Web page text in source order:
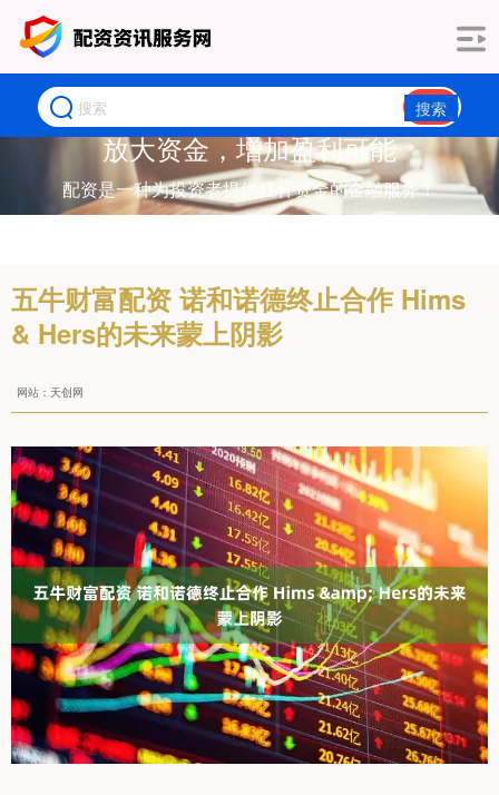
搜索
放大资金，增加盈利可能
配资是一种为投资者提供杠杆资金的金融服务！
五牛财富配资 诺和诺德终止合作 Hims
& Hers的未来蒙上阴影
网站：天创网